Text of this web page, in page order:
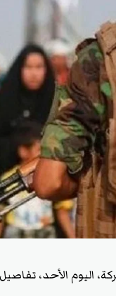
اليوم الأحد،